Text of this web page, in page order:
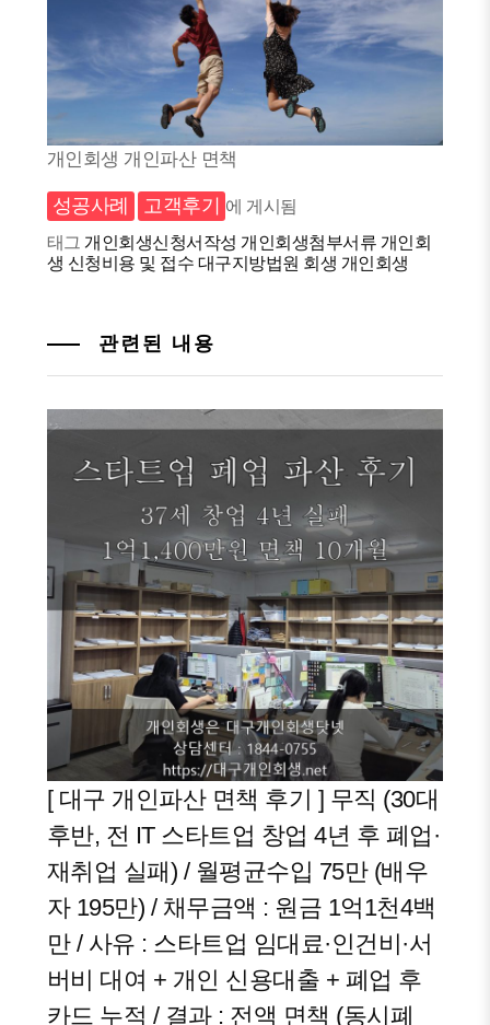
개인회생 개인파산 면책
성공사례 고객후기 에 게시됨
태그 개인회생신청서작성 개인회생첨부서류 개인회
생 신청비용 및 접수 대구지방법원 회생 개인회생
관련된 내용
[ 대구 개인파산 면책 후기 ] 무직 (30대
후반, 전 IT 스타트업 창업 4년 후 폐업·
재취업 실패) / 월평균수입 75만 (배우
자 195만) / 채무금액 : 원금 1억1천4백
만 / 사유 : 스타트업 임대료·인건비·서
버비 대여 + 개인 신용대출 + 폐업 후
카드 누적 / 결과 : 전액 면책 (동시폐